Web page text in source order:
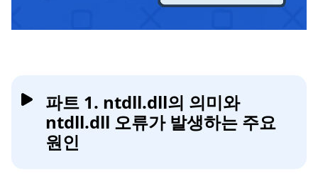
파트 1. ntdll.dll의 의미와
ntdll.dll 오류가 발생하는 주요
원인